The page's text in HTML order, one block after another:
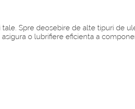
Spre deosebire de alte tipuri de
o lubrifiere eficienta a